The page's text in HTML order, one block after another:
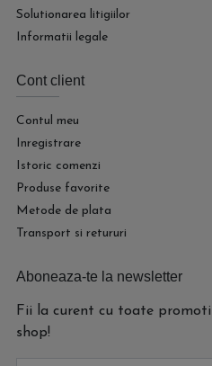
Solutionarea litigiilor
Informatii legale
Cont client
Contul meu
Inregistrare
Istoric comenzi
Produse favorite
Metode de plata
Transport si retururi
Aboneaza-te la newsletter
Fii la curent cu toate
shop!